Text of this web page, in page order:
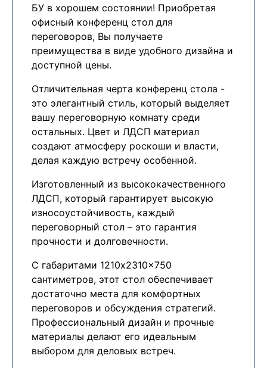
БУ в хорошем состоянии! Приобретая
офисный конференц стол для
переговоров, Вы получаете
преимущества в виде удобного дизайна и
доступной цены.
Отличительная черта конференц стола -
это элегантный стиль, который выделяет
вашу переговорную комнату среди
остальных. Цвет и ЛДСП материал
создают атмосферу роскоши и власти,
делая каждую встречу особенной.
Изготовленный из высококачественного
ЛДСП, который гарантирует высокую
износоустойчивость, каждый
переговорный стол – это гарантия
прочности и долговечности.
С габаритами 1210x2310x750
сантиметров, этот стол обеспечивает
достаточно места для комфортных
переговоров и обсуждения стратегий.
Профессиональный дизайн и прочные
материалы делают его идеальным
выбором для деловых встреч.